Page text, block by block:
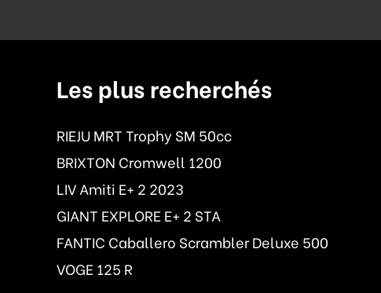
Les plus recherchés
RIEJU MRT Trophy SM 50cc
BRIXTON Cromwell 1200
LIV Amiti E+ 2 2023
GIANT EXPLORE E+ 2 STA
FANTIC Caballero Scrambler Deluxe 500
VOGE 125 R